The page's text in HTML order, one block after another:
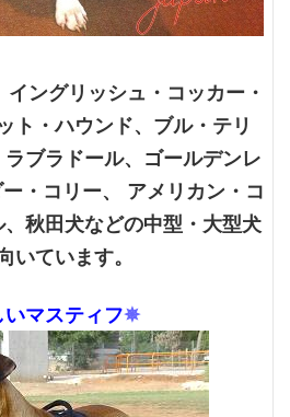
イングリッシュ・コッカー・
ト・ハウンド、 ブル・テリ
ラブラドール、ゴールデンレ
・コリー、
アメリカン・コ
、 秋田犬などの中型・大型犬
いています。
マスティフ✵